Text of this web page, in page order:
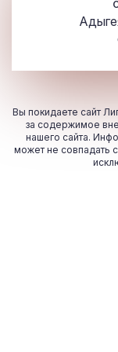
Вы покидаете сайт
за содержимое
нашего сайта.
может не совпадать